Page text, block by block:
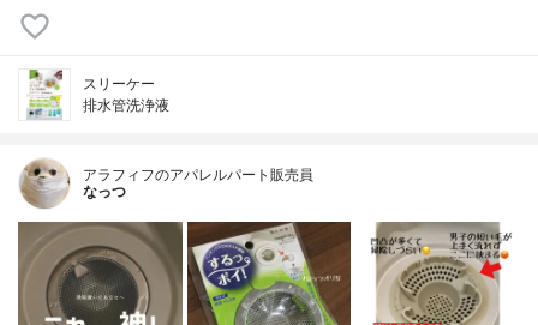
スリーケー
排水管洗浄液
アラフィフのアパレルパート販売員
なっつ